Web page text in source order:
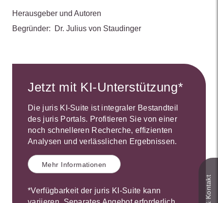
Herausgeber und Autoren
Begründer:
Dr. Julius von Staudinger
Jetzt mit KI-Unterstützung*
Die juris KI-Suite ist integraler Bestandteil
des juris Portals. Profitieren Sie von einer
noch schnelleren Recherche, effizienten
Analysen und verlässlichen Ergebnissen.
Mehr Informationen
*Verfügbarkeit der juris KI-Suite kann